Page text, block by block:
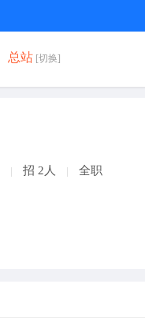
总站 [切换]
招 2人 全职